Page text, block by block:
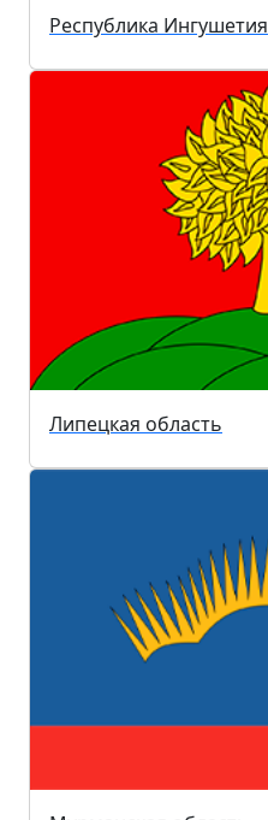
Республика Ингушетия
Липецкая область